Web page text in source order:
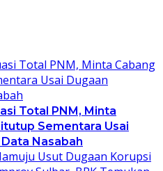
Total PNM, Minta
Sementara Usai
Nasabah